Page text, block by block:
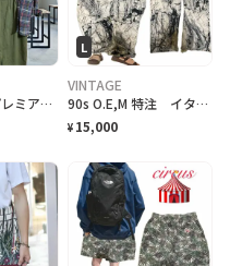
80-90年代 プレミア ヴィンテージ 65/35 TROYBROS シャツ
L
VINTAGE
90s O.E,M 特注 イタリア marble crack art ユルボトム個性派
¥ 15,000